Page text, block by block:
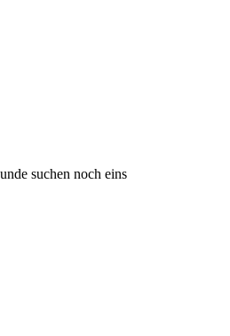
suchen noch eins